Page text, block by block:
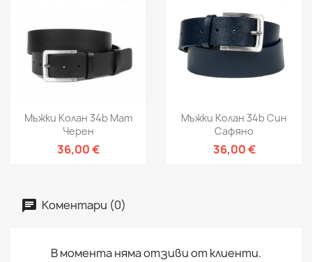
Мъжки Колан 34b Мат
Черен
36,00 €
Мъжки Колан 34b Син
Сафяно
36,00 €
Коментари (0)
В момента няма отзиви от клиенти.